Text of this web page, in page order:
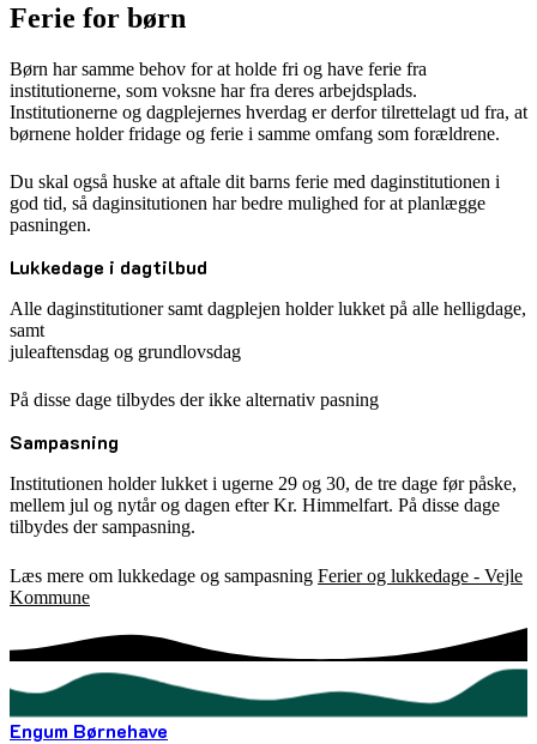
Ferie for børn
Børn har samme behov for at holde fri og have ferie fra
institutionerne, som voksne har fra deres arbejdsplads.
Institutionerne og dagplejernes hverdag er derfor tilrettelagt ud fra, at
børnene holder fridage og ferie i samme omfang som forældrene.
Du skal også huske at aftale dit barns ferie med daginstitutionen i
god tid, så daginsitutionen har bedre mulighed for at planlægge
pasningen.
Lukkedage i dagtilbud
Alle daginstitutioner samt dagplejen holder lukket på alle helligdage,
samt
juleaftensdag og grundlovsdag
På disse dage tilbydes der ikke alternativ pasning
Sampasning
Institutionen holder lukket i ugerne 29 og 30, de tre dage før påske,
mellem jul og nytår og dagen efter Kr. Himmelfart. På disse dage
tilbydes der sampasning.
Læs mere om lukkedage og sampasning Ferier og lukkedage - Vejle
Kommune
Engum Børnehave